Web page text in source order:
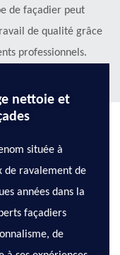
de façadier peut
de qualité grâce
professionnels.
nettoie et
située à
de ravalement de
années dans la
façadiers
de